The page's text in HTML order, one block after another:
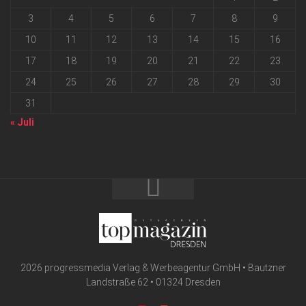
3
4 5 6 7 8
9
10
11 12 13 14 15
16
17
18 19 20 21 22
23
24
25 26 27 28 29
30
31
« Juli
2026 progressmedia Verlag & Werbeagentur GmbH • Bautzner
Landstraße 62 • 01324 Dresden